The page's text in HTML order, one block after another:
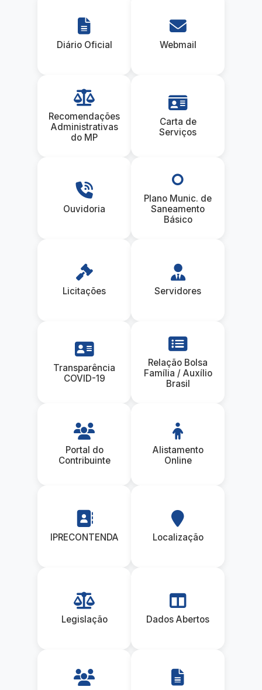
Diário Oficial Webmail
Recomendações
Administrativas
do MP
Carta de
Serviços
Ouvidoria
Plano Munic. de
Saneamento
Básico
Licitações Servidores
Transparência
COVID-19
Relação Bolsa
Família / Auxílio
Brasil
Portal do
Contribuinte
Alistamento
Online
IPRECONTENDA Localização
Legislação Dados Abertos